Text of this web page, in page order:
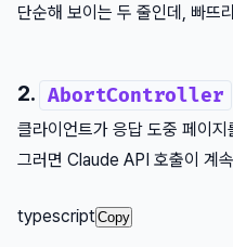
단순해 보이는 두 줄인데, 빠뜨
2. AbortController
클라이언트가 응답 도중 페이
그러면 Claude API 호출이 계
typescriptCopy